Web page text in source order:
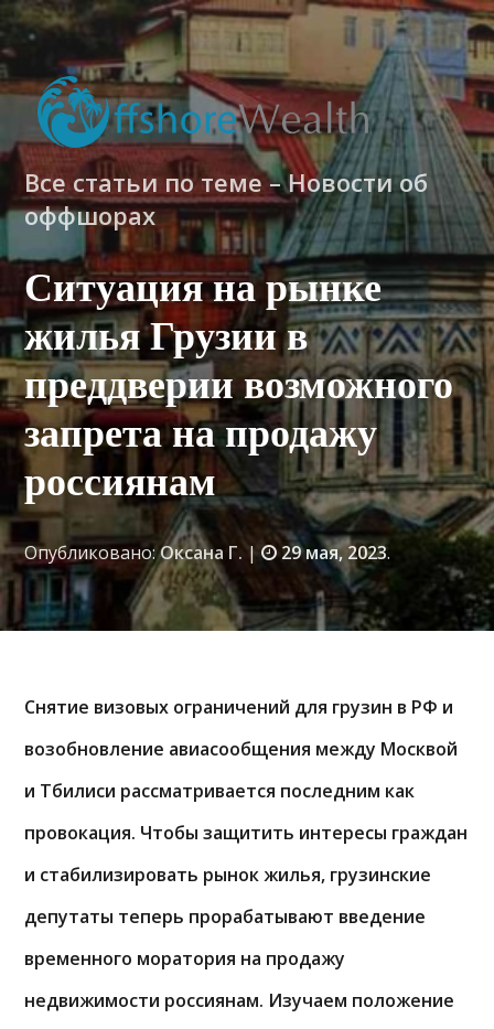
Все статьи по теме – Новости об
оффшорах
Ситуация на рынке
жилья Грузии в
преддверии возможного
запрета на продажу
россиянам
Опубликовано:Оксана Г.| 29 мая, 2023.
Снятие визовых ограничений для грузин в РФ и
возобновление авиасообщения между Москвой
и Тбилиси рассматривается последним как
провокация. Чтобы защитить интересы граждан
и стабилизировать рынок жилья, грузинские
депутаты теперь прорабатывают введение
временного моратория на продажу
недвижимости россиянам. Изучаем положение